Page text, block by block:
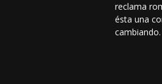
reclama
ésta una
cambiando.